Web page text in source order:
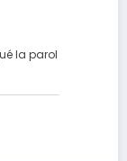
la parol